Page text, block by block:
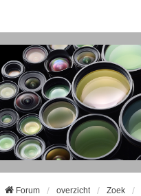
Forum overzicht Zoek